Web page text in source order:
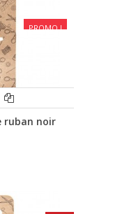
PROMO !
ruban noir